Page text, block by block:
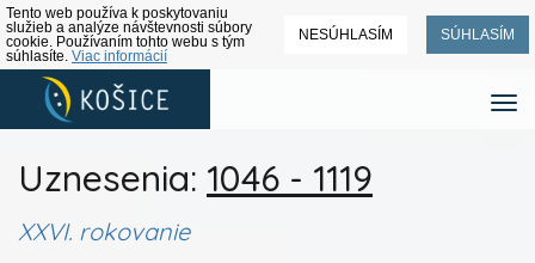
Tento web používa k poskytovaniu
služieb a analýze návštevnosti súbory
cookie. Používaním tohto webu s tým
súhlasíte. Viac informácií
NESÚHLASÍM SÚHLASÍM
Uznesenia: 1046 - 1119
XXVI. rokovanie